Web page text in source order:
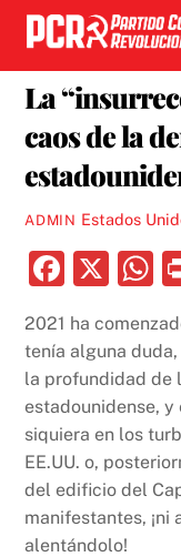
Skip
content
La
caos de la
ADMIN Estados
F
c
e
b
o
o
k
X
s
A
p
p
2021 ha
tenía alguna
la profundidad de
estadounidense, y
siquiera en los
EE.UU. o,
del edificio del
manifestantes, ¡ni
alentándolo!